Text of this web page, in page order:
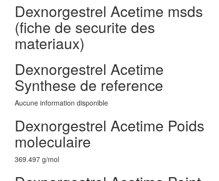
Dexnorgestrel Acetime msds
(fiche de securite des
materiaux)
Dexnorgestrel Acetime
Synthese de reference
Aucune information disponible
Dexnorgestrel Acetime Poids
moleculaire
369.497 g/mol